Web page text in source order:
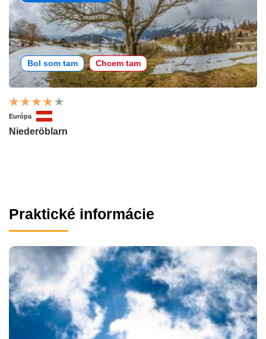
Bol som tam Chcem tam
Európa
Niederöblarn
Praktické informácie